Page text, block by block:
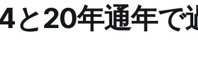
と20年通年で